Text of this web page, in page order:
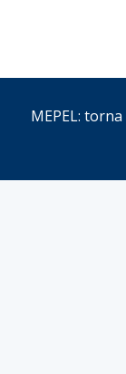
MEPEL: